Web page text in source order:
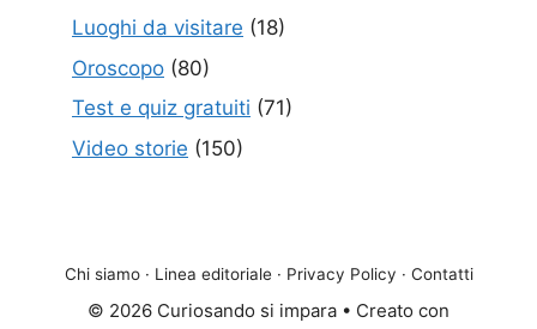
Luoghi da visitare (18)
Oroscopo (80)
Test e quiz gratuiti (71)
Video storie (150)
Chi siamo · Linea editoriale · Privacy Policy · Contatti
© 2026 Curiosando si impara • Creato con